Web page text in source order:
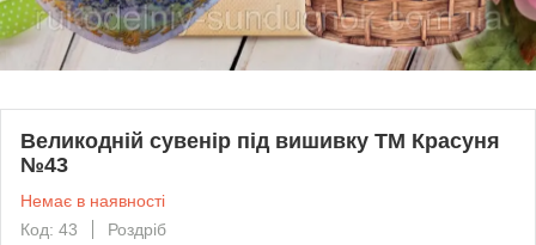
Великодній сувенір під вишивку ТМ Красуня
№43
Немає в наявності
Код: 43
Роздріб